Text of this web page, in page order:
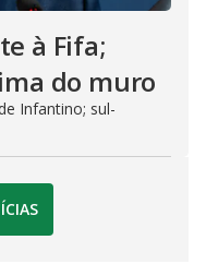
à Fifa;
do muro
Infantino; sul-